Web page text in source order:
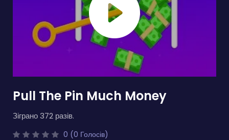
Pull The Pin Much Money
Зіграно 372 разів.
0 (0 Голосів)